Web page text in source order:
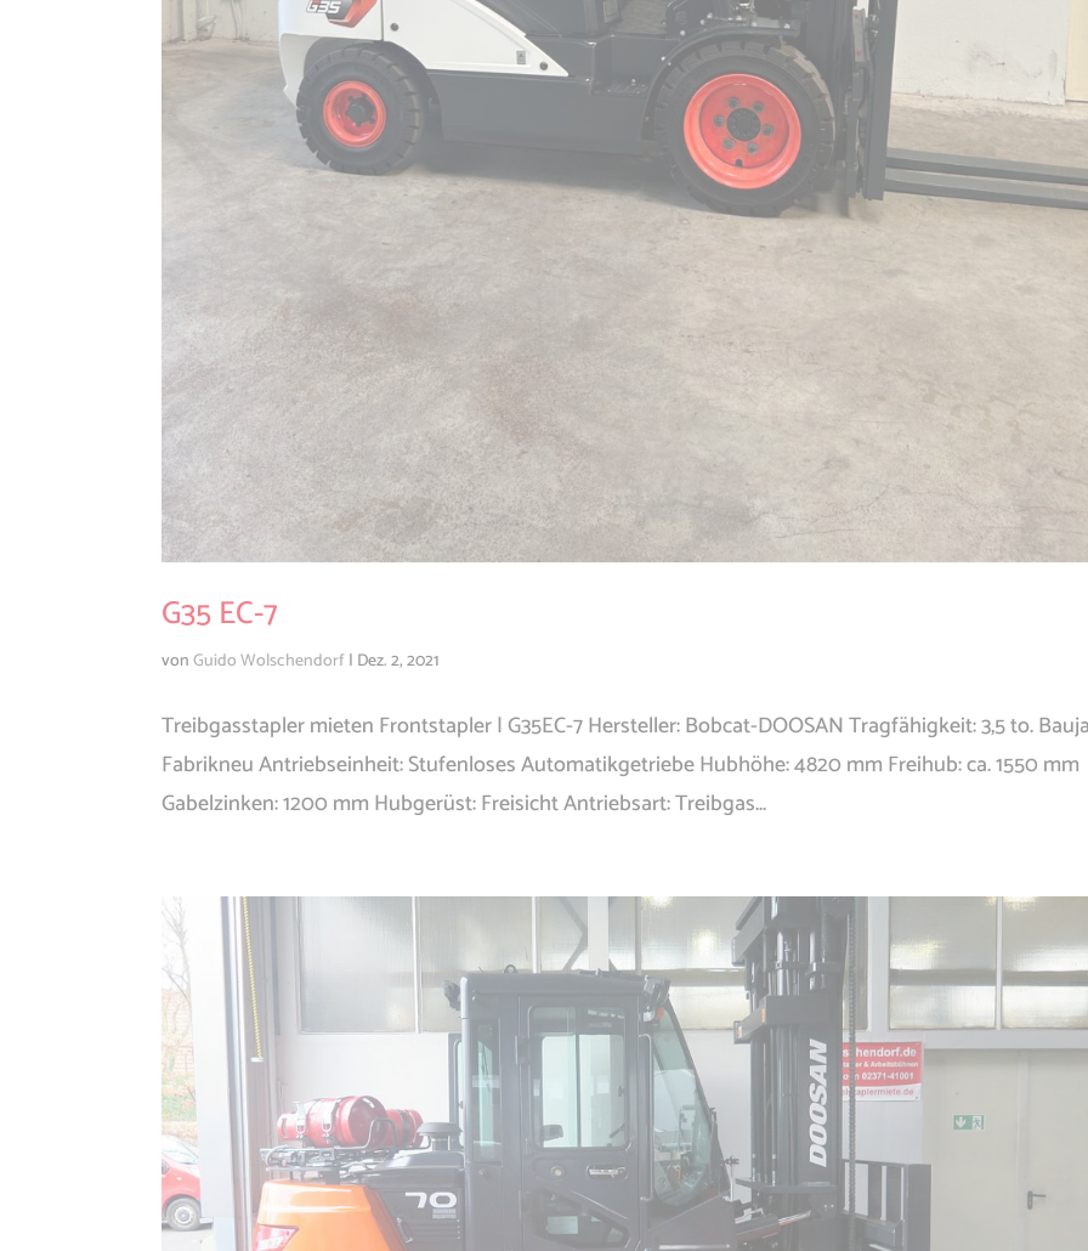
G35 EC-7
vonGuido Wolschendorf | Dez. 2, 2021
Treibgasstapler mieten Frontstapler | G35EC-7 Hersteller: Bobcat-DOOSAN Tragfähigkeit: 3,5 to.
Fabrikneu Antriebseinheit: Stufenloses Automatikgetriebe Hubhöhe: 4820 mm Freihub: ca. 1550 mm
Gabelzinken: 1200 mm Hubgerüst: Freisicht Antriebsart: Treibgas...